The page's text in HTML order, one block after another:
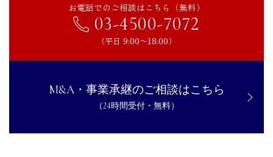
お電話でのご相談はこちら（無料）
03-4500-7072
（平日 9:00〜18:00）
M&A・事業承継のご相談はこちら
（24時間受付・無料）